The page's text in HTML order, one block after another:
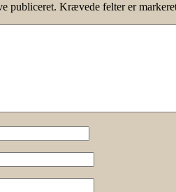
publiceret. Krævede felter er